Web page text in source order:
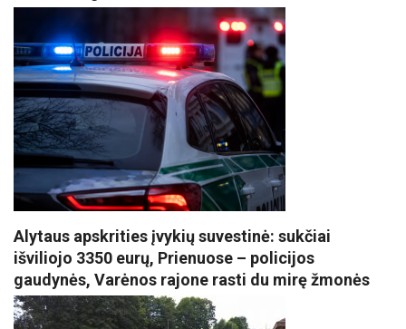
Alytaus apskrities įvykių suvestinė: sukčiai
išviliojo 3350 eurų, Prienuose – policijos
gaudynės, Varėnos rajone rasti du mirę žmonės